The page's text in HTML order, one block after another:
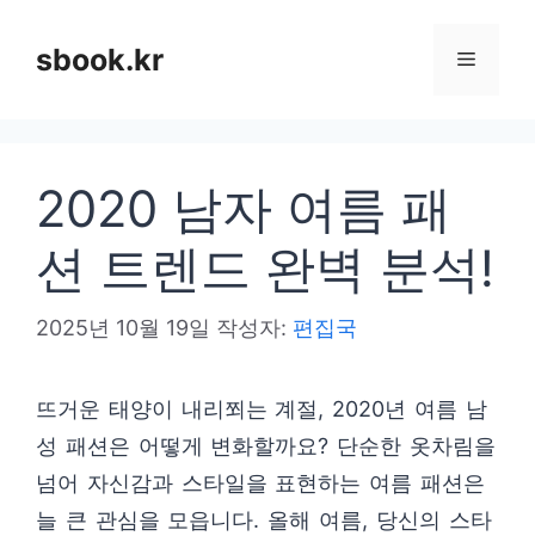
sbook.kr 메
2020 남자 여름 패
션 트렌드 완벽 분석!
2025년 10월 19일 작성자: 편집국
뜨거운 태양이 내리쬐는 계절, 2020년 여름 남
성 패션은 어떻게 변화할까요? 단순한 옷차림을
넘어 자신감과 스타일을 표현하는 여름 패션은
늘 큰 관심을 모읍니다. 올해 여름, 당신의 스타